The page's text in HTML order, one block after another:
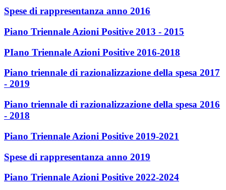
Spese di rappresentanza anno 2016
Piano Triennale Azioni Positive 2013 - 2015
PIano Triennale Azioni Positive 2016-2018
Piano triennale di razionalizzazione della spesa 2017
- 2019
Piano triennale di razionalizzazione della spesa 2016
- 2018
Piano Triennale Azioni Positive 2019-2021
Spese di rappresentanza anno 2019
Piano Triennale Azioni Positive 2022-2024